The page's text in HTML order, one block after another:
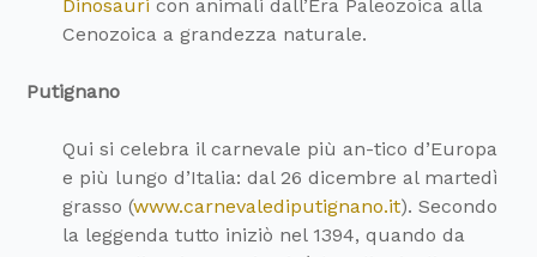
Dinosauri con animali dall’Era Paleozoica alla
Cenozoica a grandezza naturale.
Putignano
Qui si celebra il carnevale più an-tico d’Europa
e più lungo d’Italia: dal 26 dicembre al martedì
grasso (www.carnevalediputignano.it). Secondo
la leggenda tutto iniziò nel 1394, quando da